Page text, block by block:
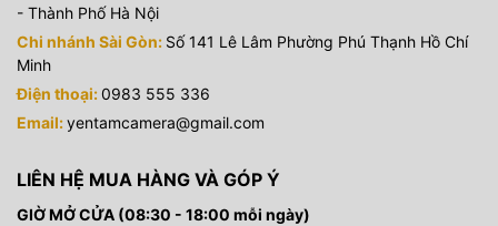
- Thành Phố Hà Nội
Chi nhánh Sài Gòn: Số 141 Lê Lâm Phường Phú Thạnh Hồ Chí
Minh
Điện thoại:0983 555 336
Email:yentamcamera@gmail.com
LIÊN HỆ MUA HÀNG VÀ GÓP Ý
GIỜ MỞ CỬA (08:30 - 18:00 mỗi ngày)